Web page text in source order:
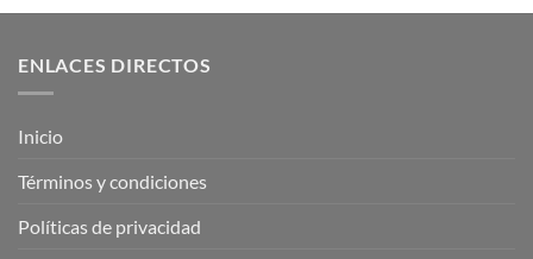
ENLACES DIRECTOS
Inicio
Términos y condiciones
Políticas de privacidad